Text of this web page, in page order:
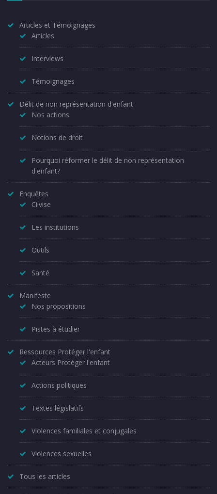
Articles et Témoignages
Articles
Interviews
Témoignages
Délit de non représentation d'enfant
Nos actions
Notions de droit
Pourquoi réformer le délit de non représentation
d'enfant?
Enquêtes
Ciivise
Les institutions
Outils
Santé
Manifeste
Nos propositions
Pistes à étudier
Ressources Protéger l'enfant
Acteurs Protéger l'enfant
Actions politiques
Textes législatifs
Violences familiales et conjugales
Violences sexuelles
Tous les articles